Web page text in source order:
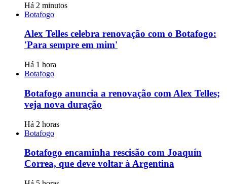
Há 2 minutos
Botafogo
Alex Telles celebra renovação com o Botafogo:
'Para sempre em mim'
Há 1 hora
Botafogo
Botafogo anuncia a renovação com Alex Telles;
veja nova duração
Há 2 horas
Botafogo
Botafogo encaminha rescisão com Joaquín
Correa, que deve voltar à Argentina